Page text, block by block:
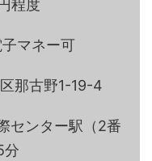
程度
マネー可
那古野1-19-4
センター駅（2番
分